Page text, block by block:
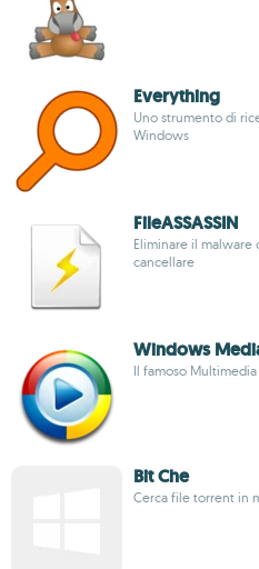
Everything
Uno strumento di
Windows
FileASSASSIN
Eliminare il malware
cancellare
Windows
Il famoso
Bit Che
Cerca file torrent in